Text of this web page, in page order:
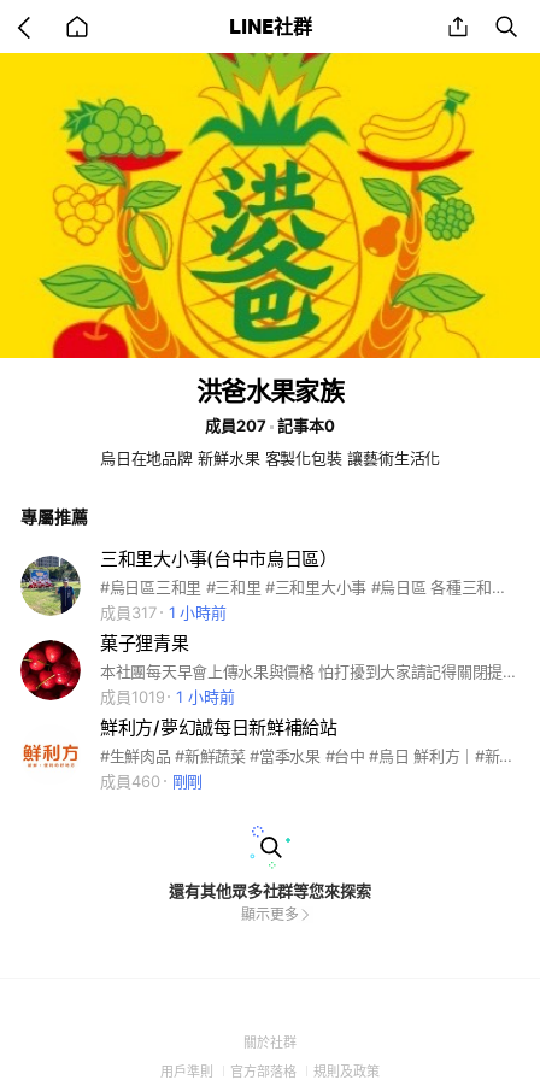
back
to
LINE社群 share
洪爸水果家族
成員207
記事本0
烏日在地品牌 新鮮水果 客製化包裝 讓藝術生活化
專屬推薦
三和里大小事(台中市烏日區）
#烏日區三和里 #三和里 #三和里大小事 #烏日區 各種三和里大小事皆可在這裡分享和討論。一起讓烏日區三和里更美好更幸福快樂。#台中市政府 傾聽建言/建設改善並成長。 社區的祥和發展/家庭的幸福美滿。 老人的身體健康/精神寄託/弱勢或貧困家庭的扶持。 地方的持續未來發展和成長， 這就是我三和里楊添和里長的願望。
成員317
1 小時前
菓子狸青果
本社團每天早會上傳水果與價格 怕打擾到大家請記得關閉提醒哦😘 有什麼問題都可以在社團裡發問～ 想買什麼水果也可以直接在這裡詢問～小編可以幫忙代購哦🥳
成員1019
1 小時前
鮮利方/夢幻誠每日新鮮補給站
#生鮮肉品 #新鮮蔬菜 #當季水果 #台中 #烏日 鮮利方｜#新鮮#便利#好地方
成員460
剛剛
還有其他眾多社群等您來探索
顯示更多
關於社群(Open
用戶準則 (Open
官方部落格 (Open
規則及政策(Open